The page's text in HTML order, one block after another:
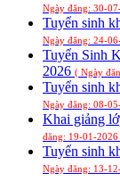
Ngày đăng: 30-
Tuyển sinh
Ngày đăng: 24-
Tuyển Sinh
2026 ( Ngày
Tuyển sinh
Ngày đăng: 08-
Khai giảng
đăng: 19-01-2026
Tuyển sinh
Ngày đăng: 13-